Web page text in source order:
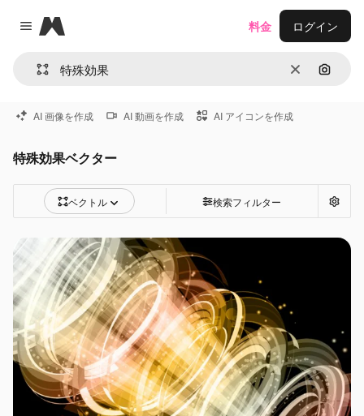
Close menu
Magnific
消去 画像で
料金 ログイン
AI 画像を作成 AI 動画を作成 AI アイコンを作成
特殊効果ベクター
ベクトル 検索フィルター